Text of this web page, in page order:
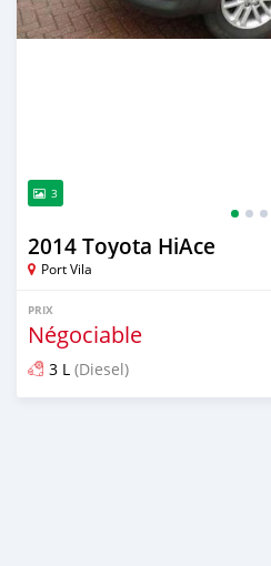
3
2014 Toyota HiAce
Port Vila
PRIX
Négociable
3 L (Diesel)